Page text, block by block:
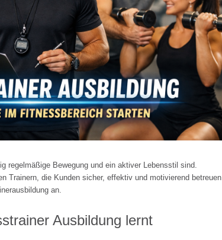
regelmäßige Bewegung und ein aktiver Lebensstil sind.
Trainern, die Kunden sicher, effektiv und motivierend betreuen
an.
Ausbildung lernt